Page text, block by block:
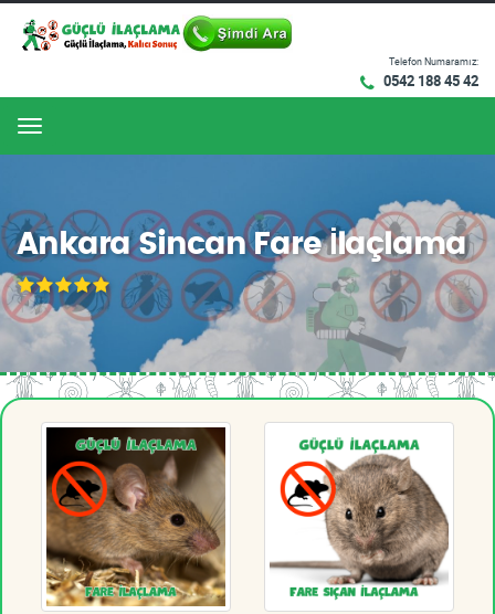
Telefon Numaramız:
0542 188 45 42
Menu
Ankara Sincan Fare İlaçlama